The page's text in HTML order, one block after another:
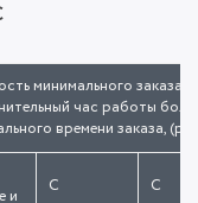
минимального заказа /
час работы
времени заказа,
и
С
С